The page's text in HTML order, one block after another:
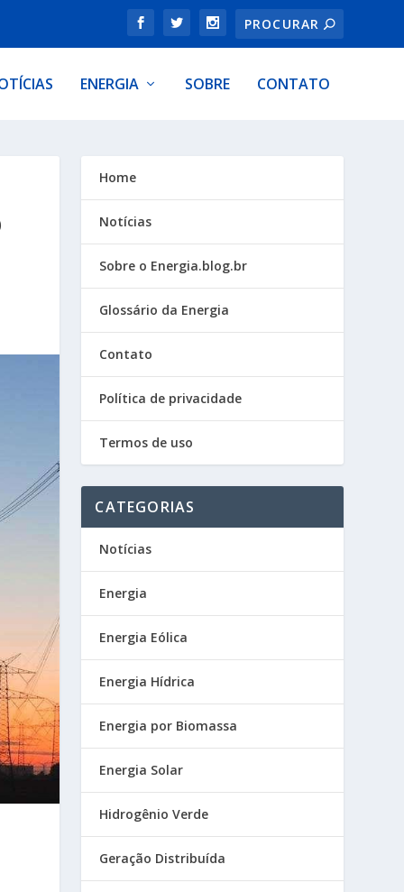
ENERGIA SOBRE CONTATO
Home
Notícias
Sobre o Energia.blog.br
Glossário da Energia
Contato
Política de privacidade
Termos de uso
CATEGORIAS
Notícias
Energia
Energia Eólica
Energia Hídrica
Energia por Biomassa
Energia Solar
Hidrogênio Verde
Geração Distribuída